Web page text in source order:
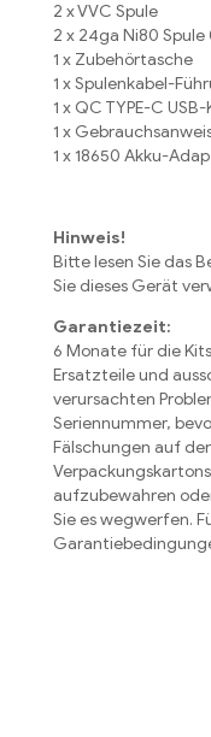
2 x VVC Spule
2 x 24ga Ni80 Spule
1 x Zubehörtasche
1 x Spulenkabel-
1 x QC TYPE-C USB-
1 x
1 x 18650 Akku-
Hinweis!
Bitte lesen Sie das
Sie dieses Gerät
Garantiezeit:
6 Monate für die
Ersatzteile und
verursachten
Seriennummer,
Fälschungen auf
aufzubewahren
Sie es wegwerfen.